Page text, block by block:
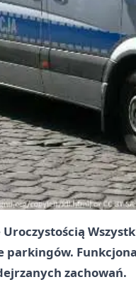
Uroczystością
zachowań.